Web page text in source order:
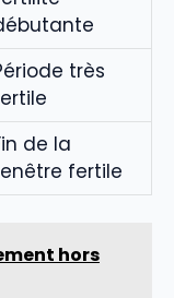
très
de la
fertile
hors